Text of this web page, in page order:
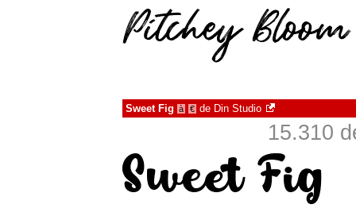
Sweet Fig à € de Din Studio
15.310